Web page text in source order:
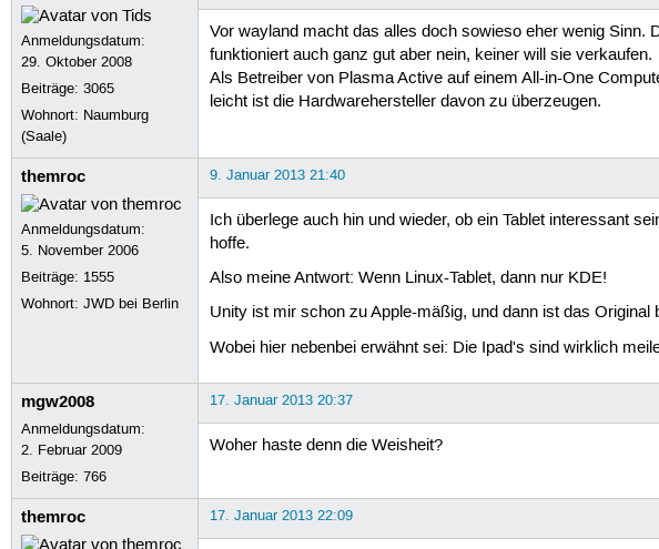
Anmeldungsdatum:
29. Oktober 2008
Beiträge:3065
Wohnort: Naumburg
(Saale)
Vor wayland macht das alles doch sowieso eher wenig
funktioniert auch ganz gut aber nein, keiner will sie verkaufen.
Als Betreiber von Plasma Active auf einem All-in-One
leicht ist die Hardwarehersteller davon zu überzeugen.
themroc
Anmeldungsdatum:
5. November 2006
Beiträge: 1555
Wohnort: JWD bei Berlin
9. Januar 2013 21:40
Ich überlege auch hin und wieder, ob ein Tablet interessant
hoffe.
Also meine Antwort: Wenn Linux-Tablet, dann nur KDE!
Unity ist mir schon zu Apple-mäßig, und dann ist das Original
Wobei hier nebenbei erwähnt sei: Die Ipad's sind wirklich
mgw2008
Anmeldungsdatum:
2. Februar 2009
Beiträge:766
17. Januar 2013 20:37
Woher haste denn die Weisheit?
themroc 17. Januar 2013 22:09